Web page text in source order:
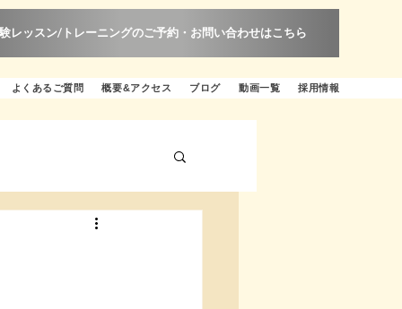
レッスン/トレーニングのご予約・お問い合わせはこちら
よくあるご質問 概要&アクセス ブログ 動画一覧 採用情報